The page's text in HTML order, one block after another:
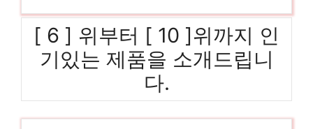
[ 6 ] 위부터 [ 10 ]위까지 인
기있는 제품을 소개드립니
다.